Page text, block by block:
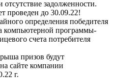
задолженности.
проведен до 30.09.22!
определения победителя
компьютерной программы-
счета потребителя
призов будут
сайте компании
г.